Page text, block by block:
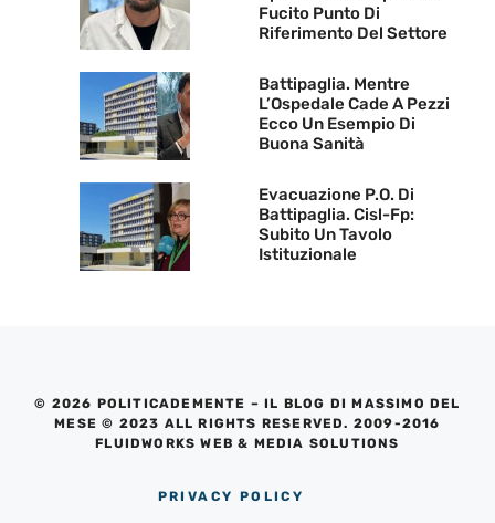
Fucito Punto Di
Riferimento Del Settore
Battipaglia. Mentre
L’Ospedale Cade A Pezzi
Ecco Un Esempio Di
Buona Sanità
Evacuazione P.O. Di
Battipaglia. Cisl-Fp:
Subito Un Tavolo
Istituzionale
© 2026 POLITICADEMENTE – IL BLOG DI MASSIMO DEL
MESE © 2023 ALL RIGHTS RESERVED. 2009-2016
FLUIDWORKS WEB & MEDIA SOLUTIONS
PRIVACY POLICY